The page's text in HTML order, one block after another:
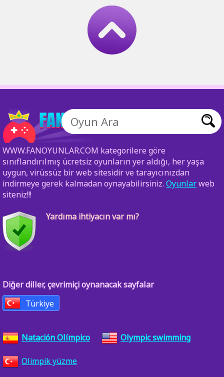
WWW.FANOYUNLAR.COM kategorilere göre
sınıflandırılmış ücretsiz oyunların yer aldığı, her yaşa
uygun, virüssüz bir web sitesidir ve tarayıcınızdan
indirmeye gerek kalmadan oynayabilirsiniz. Oyunlarweb
siteniz!!!
Yardıma ihtiyacın var mı?
Diğer diller, çevrimiçi oynanacak sayfalar
Türkiye
Natación Olímpico Olympic swimming
Olimpik yüzme